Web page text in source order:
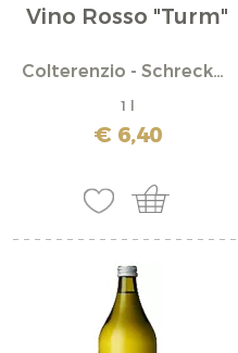
Vino Rosso "Turm"
Colterenzio - Schreckbichl
1 l
€ 6,40